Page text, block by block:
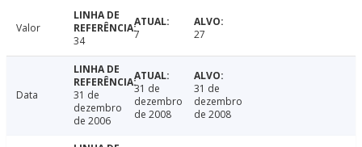
Valor
34
7 27
Data
31 de
dezembro
de 2006
31 de
dezembro
de 2008
31 de
dezembro
de 2008